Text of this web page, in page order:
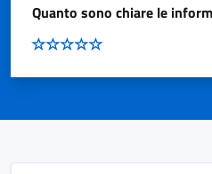
Quanto sono chiare le